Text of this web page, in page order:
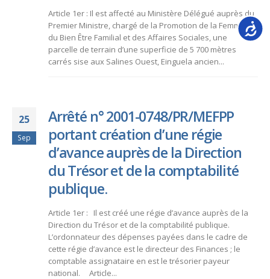
Article 1er : Il est affecté au Ministère Délégué auprès du
Premier Ministre, chargé de la Promotion de la Femme,
du Bien Être Familial et des Affaires Sociales, une
parcelle de terrain d’une superficie de 5 700 mètres
carrés sise aux Salines Ouest, Einguela ancien...
25
Sep
Arrêté n° 2001-0748/PR/MEFPP
portant création d’une régie
d’avance auprès de la Direction
du Trésor et de la comptabilité
publique.
Article 1er : Il est créé une régie d’avance auprès de la
Direction du Trésor et de la comptabilité publique.
L’ordonnateur des dépenses payées dans le cadre de
cette régie d’avance est le directeur des Finances ; le
comptable assignataire en est le trésorier payeur
national. Article...